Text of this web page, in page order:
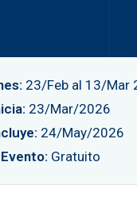
23/Feb al 13/Mar
23/Mar/2026
24/May/2026
Evento: Gratuito